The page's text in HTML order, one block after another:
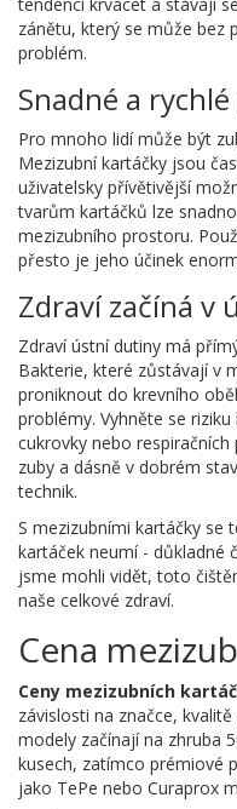
zánětu, který se může bez
problém.
Snadné a
Pro mnoho lidí může být
Mezizubní kartáčky jsou
uživatelsky přívětivější
tvarům kartáčků lze
mezizubního prostoru.
přesto je jeho účinek
Zdraví začíná v
Zdraví ústní dutiny má
Bakterie, které zůstávají v
proniknout do krevního
problémy. Vyhněte se
cukrovky nebo
zuby a dásně v dobrém
technik.
S mezizubními kartáčky se
kartáček neumí - důkladné
jsme mohli vidět, toto
naše celkové zdraví.
Cena
Ceny mezizubních
závislosti na značce,
modely začínají na zhruba
kusech, zatímco prémiové
jako TePe nebo Curaprox